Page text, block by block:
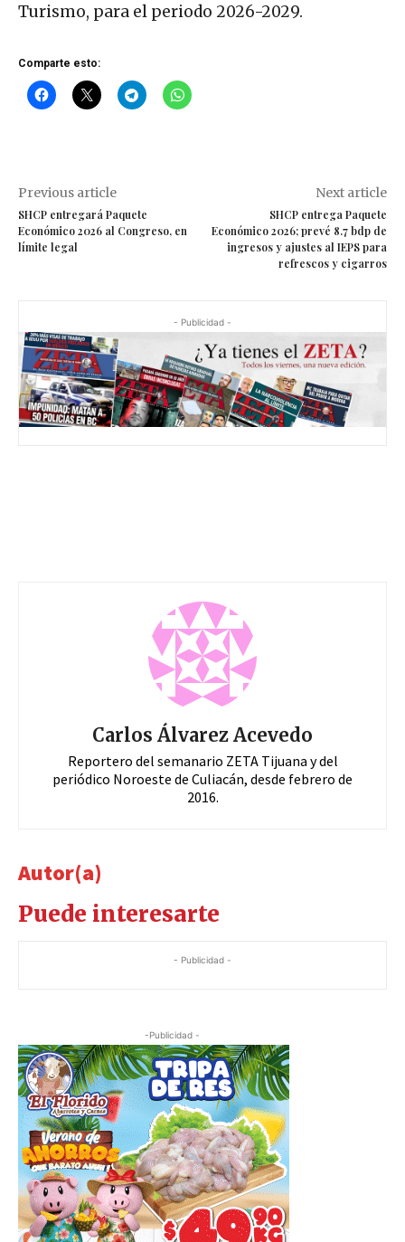
Turismo, para el periodo 2026-2029.
Comparte esto:
Previous article
SHCP entregará Paquete
Económico 2026 al Congreso, en
límite legal
Next article
SHCP entrega Paquete
Económico 2026; prevé 8.7 bdp de
ingresos y ajustes al IEPS para
refrescos y cigarros
- Publicidad -
Carlos Álvarez Acevedo
Reportero del semanario ZETA Tijuana y del
periódico Noroeste de Culiacán, desde febrero de
2016.
Autor(a)
Puede interesarte
- Publicidad -
-Publicidad -